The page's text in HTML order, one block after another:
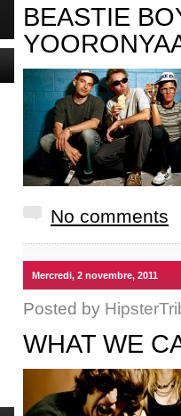
BEASTIE
No comments
Mercredi, 2 novembre, 2011
Posted by
WHAT WE